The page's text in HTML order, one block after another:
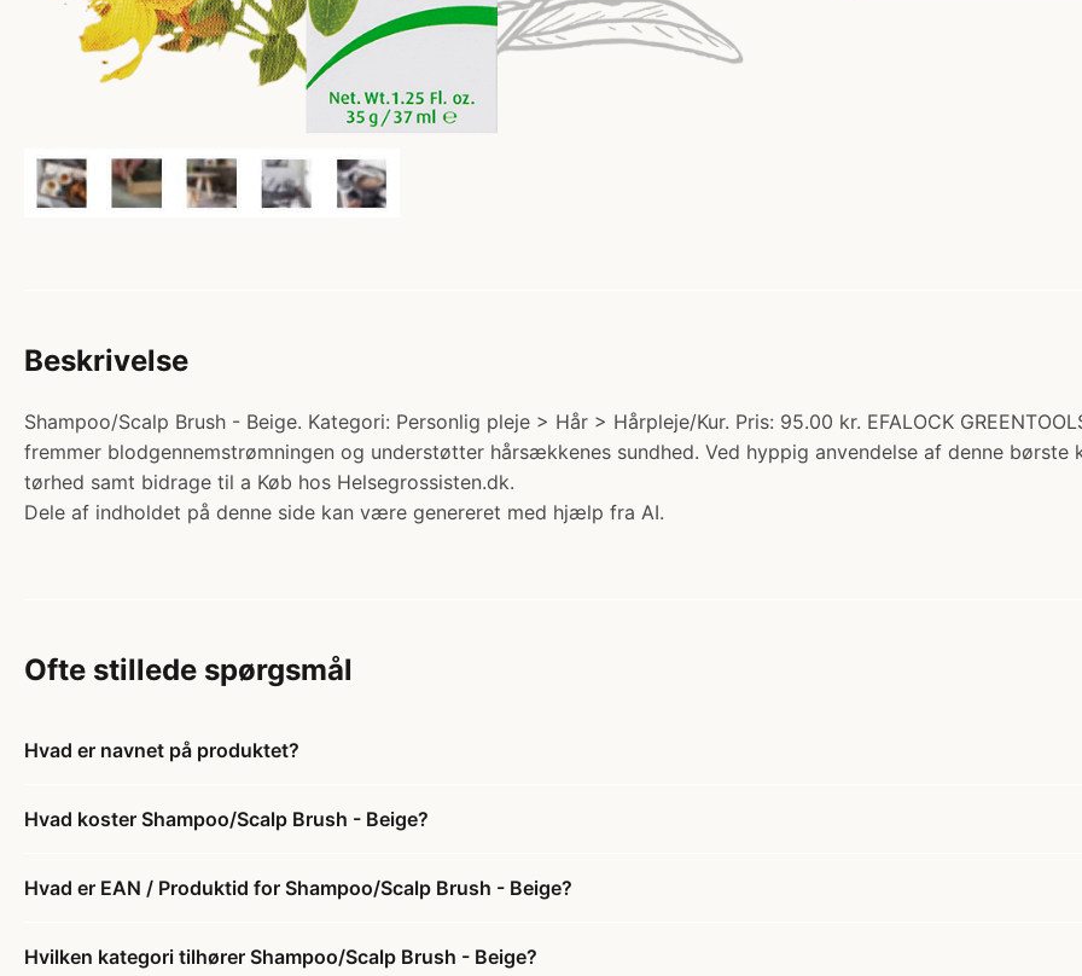
Beskrivelse
Shampoo/Scalp Brush - Beige. Kategori: Personlig pleje > Hår > Hårpleje/Kur. Pris: 95.00 kr. EFALOCK
fremmer blodgennemstrømningen og understøtter hårsækkenes sundhed. Ved hyppig anvendelse af denne
tørhed samt bidrage til a Køb hos Helsegrossisten.dk.
Dele af indholdet på denne side kan være genereret med hjælp fra AI.
Ofte stillede spørgsmål
Hvad er navnet på produktet?
Hvad koster Shampoo/Scalp Brush - Beige?
Hvad er EAN / Produktid for Shampoo/Scalp Brush - Beige?
Hvilken kategori tilhører Shampoo/Scalp Brush - Beige?